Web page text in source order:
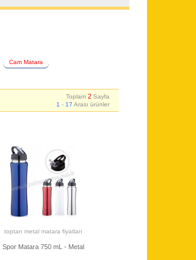
Cam Matara
Toplam2 Sayfa
1 - 17 Arası ürünler
toptan metal matara fiyatları
Spor Matara 750 mL - Metal